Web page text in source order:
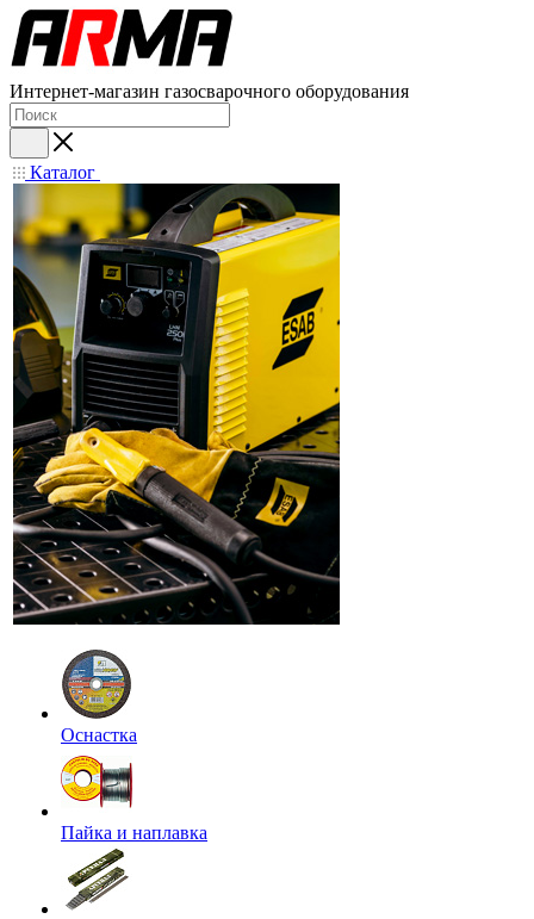
Интернет-магазин газосварочного оборудования
Каталог
Оснастка
Пайка и наплавка